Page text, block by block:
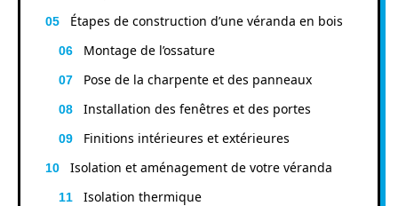
Étapes de construction d’une véranda en bois
Montage de l’ossature
Pose de la charpente et des panneaux
Installation des fenêtres et des portes
Finitions intérieures et extérieures
Isolation et aménagement de votre véranda
Isolation thermique